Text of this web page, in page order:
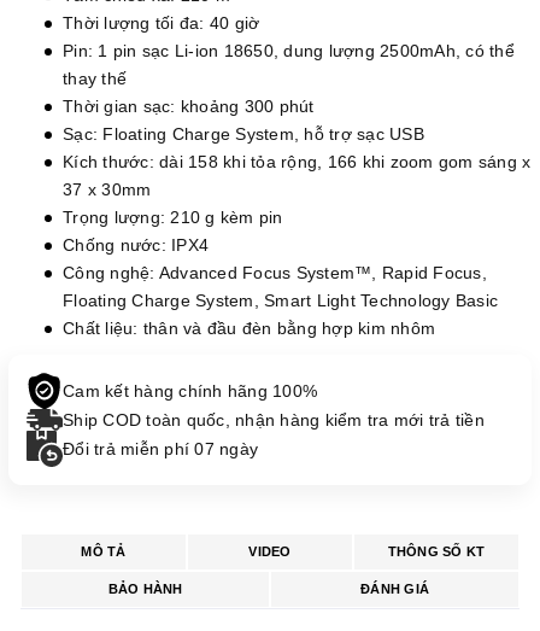
Thời lượng tối đa: 40 giờ
Pin: 1 pin sạc Li-ion 18650, dung lượng 2500mAh, có thể
thay thế
Thời gian sạc: khoảng 300 phút
Sạc: Floating Charge System, hỗ trợ sạc USB
Kích thước: dài 158 khi tỏa rộng, 166 khi zoom gom sáng x
37 x 30mm
Trọng lượng: 210 g kèm pin
Chống nước: IPX4
Công nghệ: Advanced Focus System™, Rapid Focus,
Floating Charge System, Smart Light Technology Basic
Chất liệu: thân và đầu đèn bằng hợp kim nhôm
Cam kết hàng chính hãng 100%
Ship COD toàn quốc, nhận hàng kiểm tra mới trả tiền
Đổi trả miễn phí 07 ngày
MÔ TẢ VIDEO THÔNG SỐ KT
BẢO HÀNH ĐÁNH GIÁ